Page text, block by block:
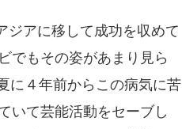
アに移して成功を収めて
でもその姿があまり見ら
に４年前からこの病気に苦
いて芸能活動をセーブし